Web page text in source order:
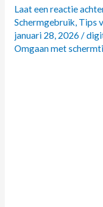
Laat een reactie
Schermgebruik, Tips
januari 28, 2026 /
Omgaan met
het
verhaal